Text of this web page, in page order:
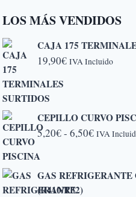
LOS MÁS VENDIDOS
CAJA 175
19,90€ IVA Incluido
CEPILLO CURVO
5,20€- 6,50€Rango
desde
IVA
GAS
(R410/R32)